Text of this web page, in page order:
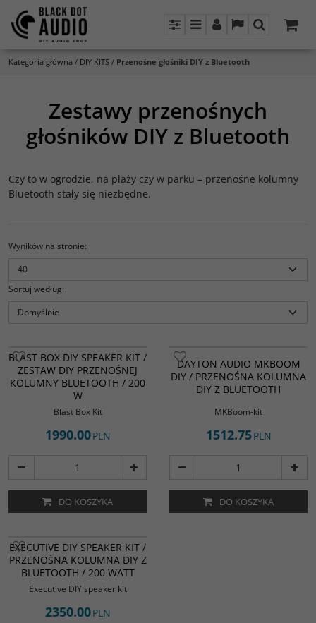
PanelMenuPanel LangSzukaj
Kategoria główna / DIY KITS / Przenośne głośniki DIY z Bluetooth
Zestawy przenośnych
głośników DIY z Bluetooth
Czy to w ogrodzie, na plaży czy w parku – przenośne kolumny
Bluetooth stały się niezbędne.
Wyników na stronie:
Sortuj według:
BLAST BOX DIY SPEAKER KIT /
ZESTAW DIY PRZENOŚNEJ
KOLUMNY BLUETOOTH / 200
W
Blast Box Kit
1990.00PLN
DO KOSZYKA
DAYTON AUDIO MKBOOM
DIY / PRZENOŚNA KOLUMNA
DIY Z BLUETOOTH
MKBoom-kit
1512.75PLN
DO KOSZYKA
EXECUTIVE DIY SPEAKER KIT /
PRZENOŚNA KOLUMNA DIY Z
BLUETOOTH / 200 WATT
Executive DIY speaker kit
2350.00PLN